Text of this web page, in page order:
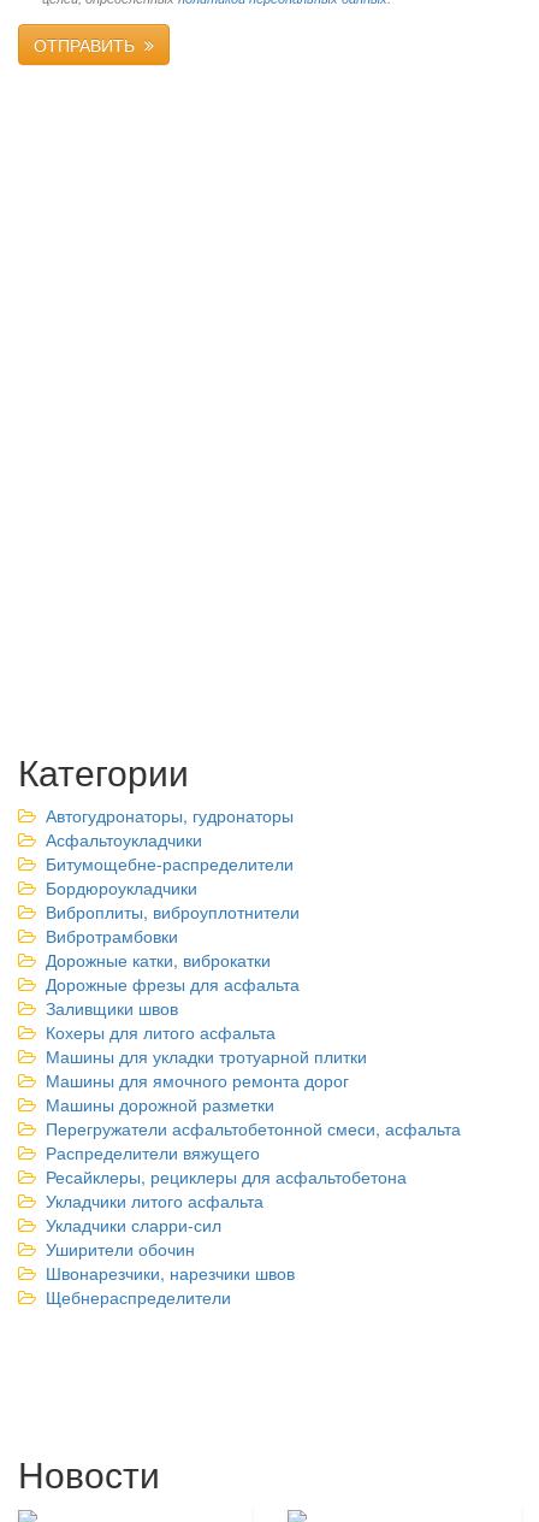
ОТПРАВИТЬ
Категории
Автогудронаторы, гудронаторы
Асфальтоукладчики
Битумощебне-распределители
Бордюроукладчики
Виброплиты, виброуплотнители
Вибротрамбовки
Дорожные катки, виброкатки
Дорожные фрезы для асфальта
Заливщики швов
Кохеры для литого асфальта
Машины для укладки тротуарной плитки
Машины для ямочного ремонта дорог
Машины дорожной разметки
Перегружатели асфальтобетонной смеси, асфальта
Распределители вяжущего
Ресайклеры, рециклеры для асфальтобетона
Укладчики литого асфальта
Укладчики сларри-сил
Уширители обочин
Швонарезчики, нарезчики швов
Щебнераспределители
Новости